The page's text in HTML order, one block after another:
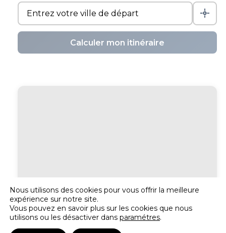
Calculer mon itinéraire
Nous utilisons des cookies pour vous offrir la meilleure
expérience sur notre site.
Vous pouvez en savoir plus sur les cookies que nous
utilisons ou les désactiver dans paramétres.